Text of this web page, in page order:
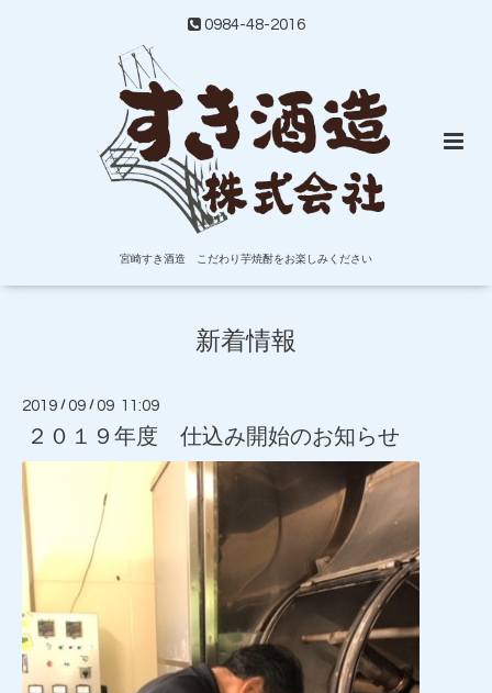
0984-48-2016
宮崎すき酒造 こだわり芋焼酎をお楽しみください
新着情報
2019 /09 /09 11:09
２０１９年度 仕込み開始のお知らせ